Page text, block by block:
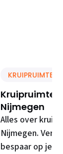
KRUIPRUIMTE
Kruipruimte
Nijmegen
Alles over
Nijmegen.
bespaar op je